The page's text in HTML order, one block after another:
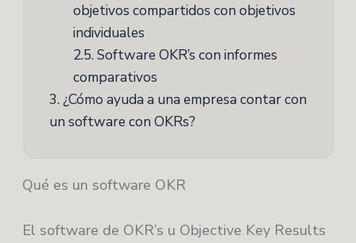
objetivos compartidos con objetivos
individuales
2.5.Software OKR’s con informes
comparativos
3.¿Cómo ayuda a una empresa contar con
un software con OKRs?
Qué es un software OKR
El software de OKR’s u Objective Key Results